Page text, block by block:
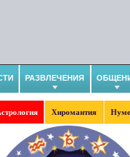
РАЗВЛЕЧЕНИЯ
Хиромантия